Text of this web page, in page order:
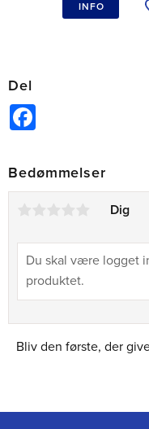
INFO
Del
Bedømmelser
Dig
Bliv den første, der